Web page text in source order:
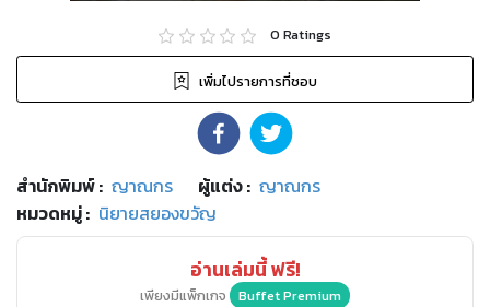
0 Ratings
เพิ่มไปรายการที่ชอบ
สำนักพิมพ์: ญาณกร ผู้แต่ง : ญาณกร
หมวดหมู่: นิยายสยองขวัญ
อ่านเล่มนี้ ฟรี!
เพียงมีแพ็กเกจ Buffet Premium